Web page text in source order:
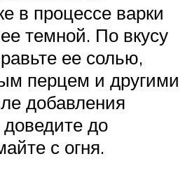
в процессе варки
темной. По вкусу
ее солью,
перцем и другими
добавления
до
с огня.